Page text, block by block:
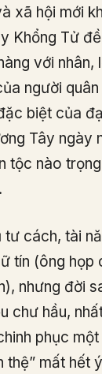
xã hội mới
Khổng Tử
với nhân,
người
biệt của
Tây ngày
tộc nào
tư cách, tài
tín (ông họp
nhưng đời
chư hầu,
phục
thệ” mất hết